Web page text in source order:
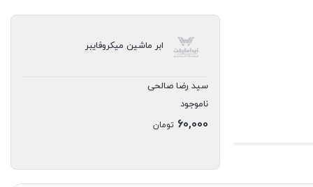
ابر ماشین میکروفایبر
سید رضا صالحی
ناموجود
60,000 تومان